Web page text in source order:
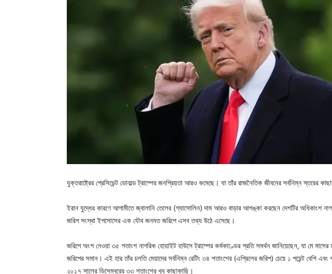
যুক্তরাষ্ট্রের প্রেসিডেন্ট ডোনাল্ড ট্রাম্পের জনপ্রিয়তা আরও কমেছে। যা তাঁর রাজনৈতিক জীবনের সর্বনিম্ন স্তরের
ইরান যুদ্ধের কারণে আগামীতে জ্বালানি তেলের (গ্যাসোলিন) দাম আরও বাড়ার আশঙ্কা করছেন দেশটির অধিকাংশ
জরিপ সংস্থা ইপসোসের এক যৌথ জনমত জরিপে এসব তথ্য উঠে এসেছে।
জরিপে অংশ নেওয়া ৩৫ শতাংশ নাগরিক হোয়াইট হাউসে ট্রাম্পের কর্মকাণ্ডের প্রতি সমর্থন জানিয়েছেন, যা মে
জরিপের সমান। এই হার তাঁর চলতি মেয়াদের সর্বনিম্ন রেটিং ৩৪ শতাংশের (এপ্রিলের জরিপ) চেয়ে ১ পয়েন্ট বেশি এবং
২০১৭ সালের ডিসেম্বরের ৩৩ শতাংশের খুব কাছাকাছি।